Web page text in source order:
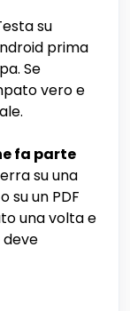
su
prima
Se
vero e
fa parte
su una
su un PDF
una volta e
deve